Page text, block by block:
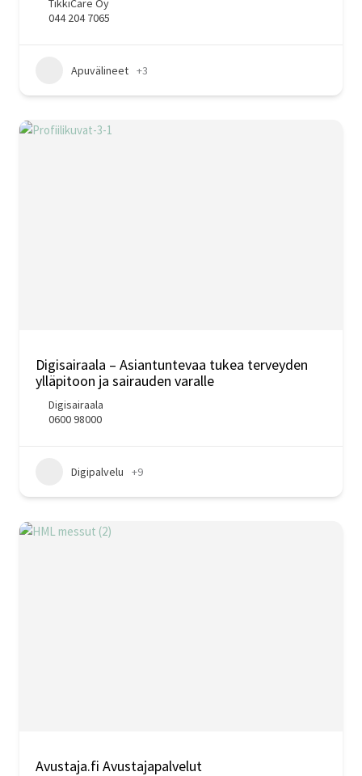
TikkiCare Oy
044 204 7065
Apuvälineet +3
Digisairaala – Asiantuntevaa tukea terveyden
ylläpitoon ja sairauden varalle
Digisairaala
0600 98000
Digipalvelu +9
Avustaja.fi Avustajapalvelut